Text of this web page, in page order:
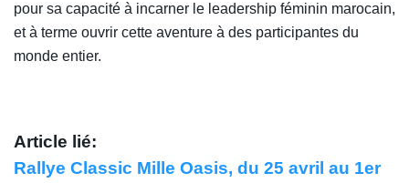
pour sa capacité à incarner le leadership féminin marocain,
et à terme ouvrir cette aventure à des participantes du
monde entier.
Article lié:
Rallye Classic Mille Oasis, du 25 avril au 1er